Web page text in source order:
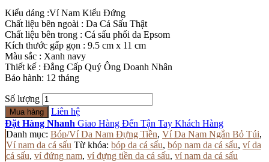
Kiểu dáng :Ví Nam Kiểu Đứng
Chất liệu bên ngoài : Da Cá Sấu Thật
Chất liệu bên trong : Cá sấu phối da Epsom
Kích thước gấp gọn : 9.5 cm x 11 cm
Màu sắc : Xanh navy
Thiết kế : Đẳng Cấp Quý Ông Doanh Nhân
Bảo hành: 12 tháng
Số lượng
Mua hàng
Liên hệ
Đặt Hàng Nhanh Giao Hàng Đến Tận Tay Khách Hàng
Danh mục: Bóp/Ví Da Nam Đựng Tiền, Ví Da Nam Ngắn Bỏ Túi,
Ví nam da cá sấu Từ khóa: bóp da cá sấu, bóp nam da cá sấu, ví da
cá sấu, ví đứng nam, ví đựng tiền da cá sấu, ví nam da cá sấu